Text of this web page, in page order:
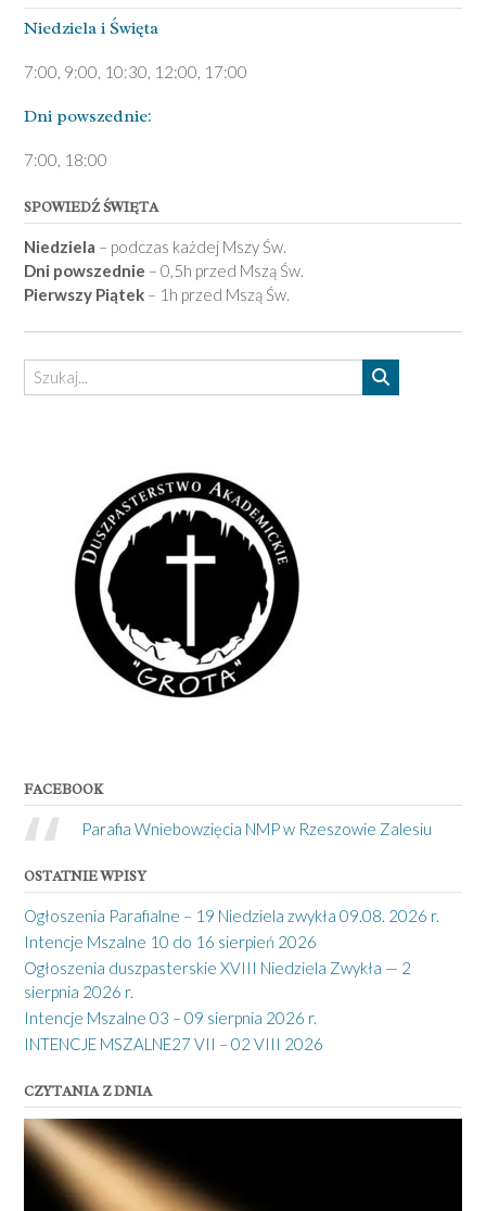
Niedziela ­i Święta
7:00, 9:00, 10:30, 12:00, 17:00
Dni pows­zednie:
7­:00, 18:00­
SPOWIEDŹ ŚWIĘTA
Niedziela – podczas każdej Mszy Św.
Dni powszednie – 0,5h przed Mszą Św.
Pierwszy Piątek – 1h przed Mszą Św.
FACEBOOK
Parafia Wniebowzięcia NMP w Rzeszowie Zalesiu
OSTATNIE WPISY
Ogłoszenia Parafialne – 19 Niedziela zwykła 09.08. 2026 r.
Intencje Mszalne 10 do 16 sierpień 2026
Ogłoszenia duszpasterskie XVIII Niedziela Zwykła — 2
sierpnia 2026 r.
Intencje Mszalne 03 – 09 sierpnia 2026 r.
INTENCJE MSZALNE27 VII – 02 VIII 2026
CZYTANIA Z DNIA